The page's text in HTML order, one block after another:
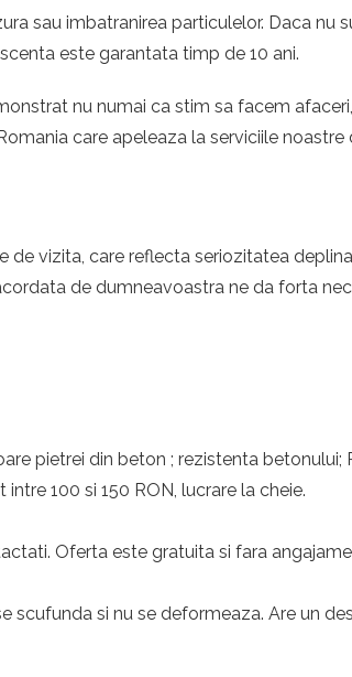
sau imbatranirea particulelor. Daca nu
este garantata timp de 10 ani.
nu numai ca stim sa facem
care apeleaza la serviciile
vizita, care reflecta seriozitatea
de dumneavoastra ne da forta
pietrei din beton ; rezistenta
100 si 150 RON, lucrare la cheie.
Oferta este gratuita si fara
si nu se deformeaza. Are un